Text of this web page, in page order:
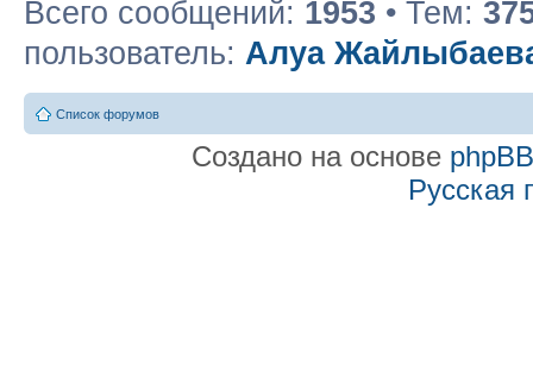
Всего сообщений: 1953 • Тем:
пользователь: Алуа
Список форумов
Создано на основе phpBB
Русская